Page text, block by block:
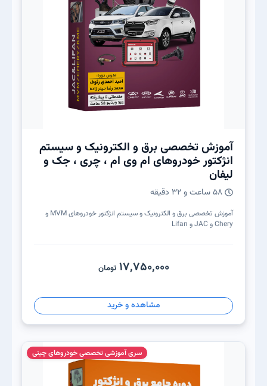
آموزش تخصصی برق و الکترونیک و سیستم
انژکتور خودروهای ام وی ام ، چری ، جک و
لیفان
58 ساعت و 32 دقیقه
آموزش تخصصی برق و الکترونیک و سیستم انژکتور خودروهای MVM و
Chery و JAC و Lifan
17,750,000 تومان
مشاهده و خرید
سری آموزشی تخصصی خودروهای چینی